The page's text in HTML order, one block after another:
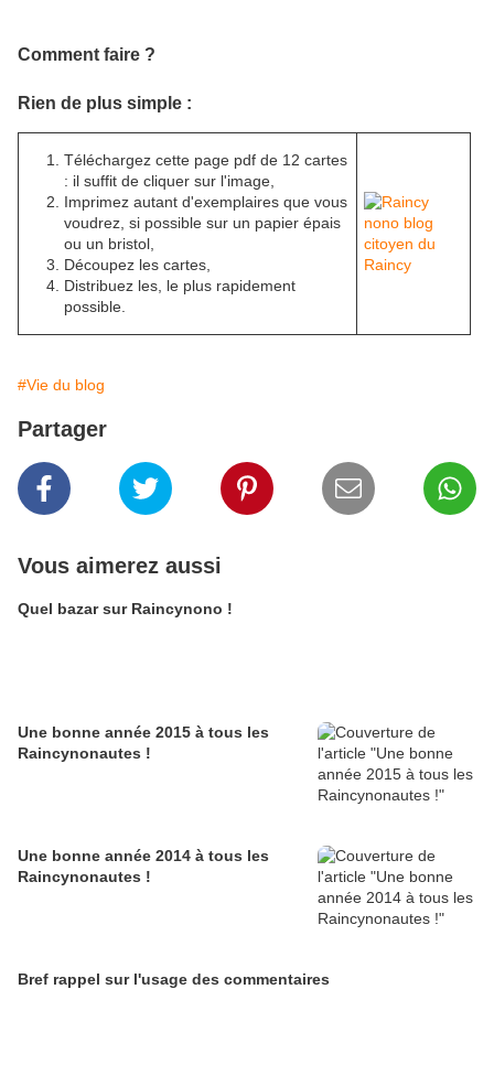
Comment faire ?
Rien de plus simple :
Téléchargez cette page pdf de 12 cartes
: il suffit de cliquer sur l'image,
Imprimez autant d'exemplaires que vous
voudrez, si possible sur un papier épais
ou un bristol,
Découpez les cartes,
Distribuez les, le plus rapidement
possible.
#Vie du blog
Partager
Vous aimerez aussi
Quel bazar sur Raincynono !
Une bonne année 2015 à tous les
Raincynonautes !
Une bonne année 2014 à tous les
Raincynonautes !
Bref rappel sur l'usage des commentaires